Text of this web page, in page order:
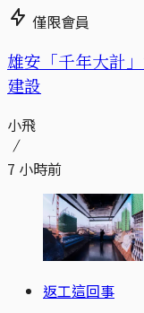
僅限會員
雄安「千年大計
建設
小飛
7 小時前
返工這回事